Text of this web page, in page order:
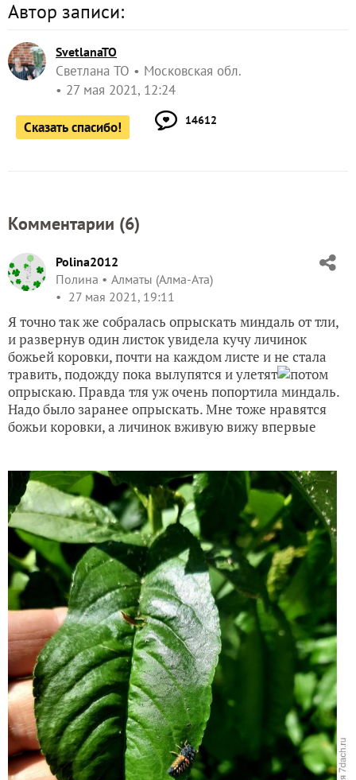
Автор записи:
SvetlanaTO
Светлана ТО
Московская обл.
27 мая 2021, 12:24
Сказать спасибо! 14612
Комментарии (6)
Polina2012
Полина
Алматы (Алма-Ата)
27 мая 2021, 19:11
Я точно так же собралась опрыскать миндаль от тли,
и развернув один листок увидела кучу личинок
божьей коровки, почти на каждом листе и не стала
травить, подожду пока вылупятся и улетят
потом
опрыскаю. Правда тля уж очень попортила миндаль.
Надо было заранее опрыскать. Мне тоже нравятся
божьи коровки, а личинок вживую вижу впервые